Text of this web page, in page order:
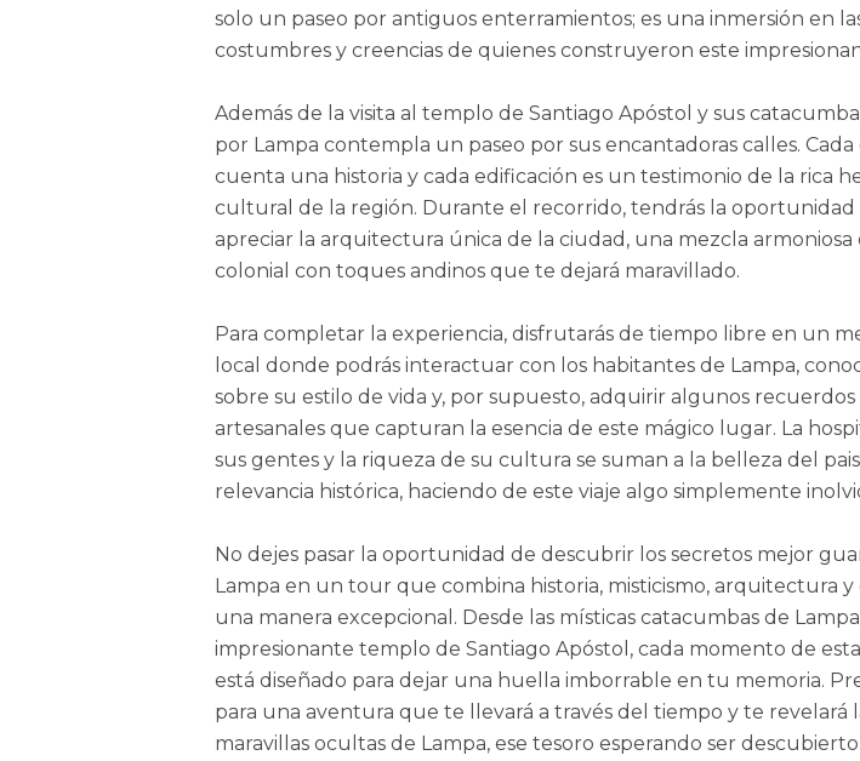
solo un paseo por antiguos enterramientos; es una inmersión en
costumbres y creencias de quienes construyeron este
Además de la visita al templo de Santiago Apóstol y sus
por Lampa contempla un paseo por sus encantadoras calles. Cada
cuenta una historia y cada edificación es un testimonio de la rica
cultural de la región. Durante el recorrido, tendrás la oportunidad
apreciar la arquitectura única de la ciudad, una mezcla armoniosa
colonial con toques andinos que te dejará maravillado.
Para completar la experiencia, disfrutarás de tiempo libre en un
local donde podrás interactuar con los habitantes de Lampa,
sobre su estilo de vida y, por supuesto, adquirir algunos recuerdos
artesanales que capturan la esencia de este mágico lugar. La
sus gentes y la riqueza de su cultura se suman a la belleza del
relevancia histórica, haciendo de este viaje algo simplemente
No dejes pasar la oportunidad de descubrir los secretos mejor
Lampa en un tour que combina historia, misticismo, arquitectura
una manera excepcional. Desde las místicas catacumbas de Lampa
impresionante templo de Santiago Apóstol, cada momento de
está diseñado para dejar una huella imborrable en tu memoria.
para una aventura que te llevará a través del tiempo y te revelará
maravillas ocultas de Lampa, ese tesoro esperando ser